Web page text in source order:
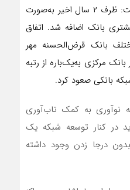
نهمین رویداد تراکنش ایران گفت: ظرف ۲ سال اخیر به‌صورت
مشتری بانک اضافه شد. اتفاق
بانک قرض‌الحسنه مهر
مرکزی به‌یک‌باره از رتبه
نوآوری به کمک تاب‌آوری
در کنار توسعه شبکه یک
درجا زدن وجود داشته